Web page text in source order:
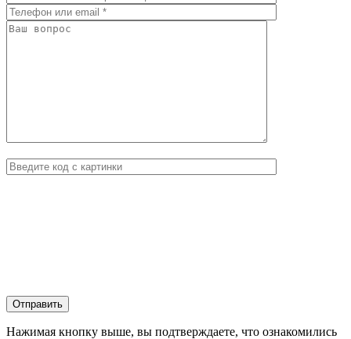
Нажимая кнопку выше, вы подтверждаете, что ознакомились